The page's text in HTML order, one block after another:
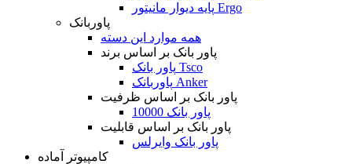
پایه دیوار مانیتور Ergo
پاوربانک
همه موارد این دسته
پاور بانک بر اساس برند
پاور بانک Tsco
پاوربانک Anker
پاور بانک بر اساس ظرفیت
پاور بانک 10000
پاور بانک بر اساس قابلیت
پاور بانک وایرلس
کامپیوتر آماده